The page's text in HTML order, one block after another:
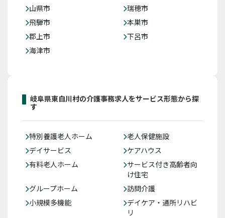
山県市
瑞穂市
飛騨市
本巣市
郡上市
下呂市
海津市
岐阜県東白川村の介護事務求人をサービス形態から探
す
特別養護老人ホーム
老人保健施設
デイサービス
ケアハウス
有料老人ホーム
サービス付き高齢者向
け住宅
グループホーム
訪問介護
小規模多機能
デイケア・通所リハビ
リ